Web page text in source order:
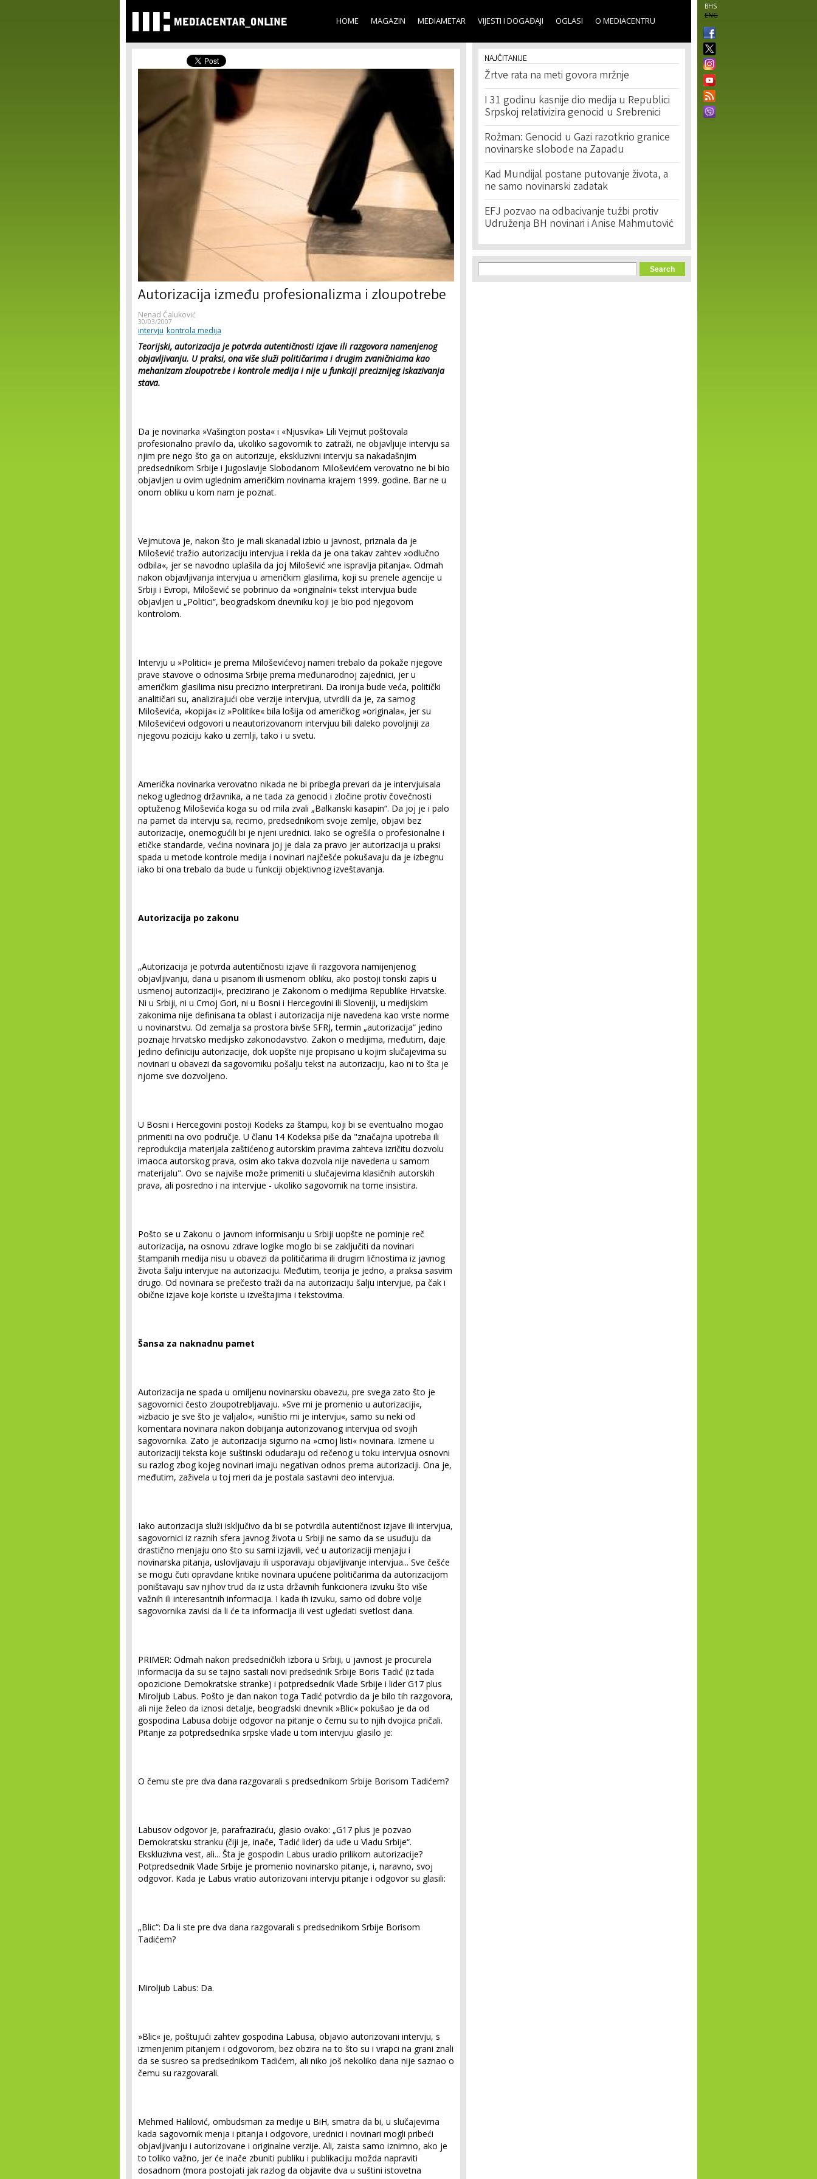
main
content
BHS
ENG
HOME MAGAZIN MEDIAMETAR VIJESTI I DOGAĐAJI OGLASI O MEDIACENTRU
Autorizacija između profesionalizma i zloupotrebe
Nenad Čaluković
30/03/2007
intervju kontrola medija
Teorijski, autorizacija je potvrda autentičnosti izjave ili razgovora namenjenog
objavljivanju. U praksi, ona više služi političarima i drugim zvaničnicima kao
mehanizam zloupotrebe i kontrole medija i nije u funkciji preciznijeg iskazivanja
stava.
Da je novinarka »Vašington posta« i «Njusvika» Lili Vejmut poštovala
profesionalno pravilo da, ukoliko sagovornik to zatraži, ne objavljuje intervju sa
njim pre nego što ga on autorizuje, ekskluzivni intervju sa nakadašnjim
predsednikom Srbije i Jugoslavije Slobodanom Miloševićem verovatno ne bi bio
objavljen u ovim uglednim američkim novinama krajem 1999. godine. Bar ne u
onom obliku u kom nam je poznat.
Vejmutova je, nakon što je mali skanadal izbio u javnost, priznala da je
Milošević tražio autorizaciju intervjua i rekla da je ona takav zahtev »odlučno
odbila«, jer se navodno uplašila da joj Milošević »ne ispravlja pitanja«. Odmah
nakon objavljivanja intervjua u američkim glasilima, koji su prenele agencije u
Srbiji i Evropi, Milošević se pobrinuo da »originalni« tekst intervjua bude
objavljen u „Politici“, beogradskom dnevniku koji je bio pod njegovom
kontrolom.
Intervju u »Politici« je prema Miloševićevoj nameri trebalo da pokaže njegove
prave stavove o odnosima Srbije prema međunarodnoj zajednici, jer u
američkim glasilima nisu precizno interpretirani. Da ironija bude veća, politički
analitičari su, analizirajući obe verzije intervjua, utvrdili da je, za samog
Miloševića, »kopija« iz »Politike« bila lošija od američkog »originala«, jer su
Miloševićevi odgovori u neautorizovanom intervjuu bili daleko povoljniji za
njegovu poziciju kako u zemlji, tako i u svetu.
Američka novinarka verovatno nikada ne bi pribegla prevari da je intervjuisala
nekog uglednog državnika, a ne tada za genocid i zločine protiv čovečnosti
optuženog Miloševića koga su od mila zvali „Balkanski kasapin“. Da joj je i palo
na pamet da intervju sa, recimo, predsednikom svoje zemlje, objavi bez
autorizacije, onemogućili bi je njeni urednici. Iako se ogrešila o profesionalne i
etičke standarde, većina novinara joj je dala za pravo jer autorizacija u praksi
spada u metode kontrole medija i novinari najčešće pokušavaju da je izbegnu
iako bi ona trebalo da bude u funkciji objektivnog izveštavanja.
Autorizacija po zakonu
„Autorizacija je potvrda autentičnosti izjave ili razgovora namijenjenog
objavljivanju, dana u pisanom ili usmenom obliku, ako postoji tonski zapis u
usmenoj autorizaciji«, precizirano je Zakonom o medijima Republike Hrvatske.
Ni u Srbiji, ni u Crnoj Gori, ni u Bosni i Hercegovini ili Sloveniji, u medijskim
zakonima nije definisana ta oblast i autorizacija nije navedena kao vrste norme
u novinarstvu. Od zemalja sa prostora bivše SFRJ, termin „autorizacija“ jedino
poznaje hrvatsko medijsko zakonodavstvo. Zakon o medijima, međutim, daje
jedino definiciju autorizacije, dok uopšte nije propisano u kojim slučajevima su
novinari u obavezi da sagovorniku pošalju tekst na autorizaciju, kao ni to šta je
njome sve dozvoljeno.
U Bosni i Hercegovini postoji Kodeks za štampu, koji bi se eventualno mogao
primeniti na ovo područje. U članu 14 Kodeksa piše da "značajna upotreba ili
reprodukcija materijala zaštićenog autorskim pravima zahteva izričitu dozvolu
imaoca autorskog prava, osim ako takva dozvola nije navedena u samom
materijalu". Ovo se najviše može primeniti u slučajevima klasičnih autorskih
prava, ali posredno i na intervjue - ukoliko sagovornik na tome insistira.
Pošto se u Zakonu o javnom informisanju u Srbiji uopšte ne pominje reč
autorizacija, na osnovu zdrave logike moglo bi se zaključiti da novinari
štampanih medija nisu u obavezi da političarima ili drugim ličnostima iz javnog
života šalju intervjue na autorizaciju. Međutim, teorija je jedno, a praksa sasvim
drugo. Od novinara se prečesto traži da na autorizaciju šalju intervjue, pa čak i
obične izjave koje koriste u izveštajima i tekstovima.
Šansa za naknadnu pamet
Autorizacija ne spada u omiljenu novinarsku obavezu, pre svega zato što je
sagovornici često zloupotrebljavaju. »Sve mi je promenio u autorizaciji«,
»izbacio je sve što je valjalo«, »uništio mi je intervju«, samo su neki od
komentara novinara nakon dobijanja autorizovanog intervjua od svojih
sagovornika. Zato je autorizacija sigurno na »crnoj listi« novinara. Izmene u
autorizaciji teksta koje suštinski odudaraju od rečenog u toku intervjua osnovni
su razlog zbog kojeg novinari imaju negativan odnos prema autorizaciji. Ona je,
međutim, zaživela u toj meri da je postala sastavni deo intervjua.
Iako autorizacija služi isključivo da bi se potvrdila autentičnost izjave ili intervjua,
sagovornici iz raznih sfera javnog života u Srbiji ne samo da se usuđuju da
drastično menjaju ono što su sami izjavili, već u autorizaciji menjaju i
novinarska pitanja, uslovljavaju ili usporavaju objavljivanje intervjua... Sve češće
se mogu čuti opravdane kritike novinara upućene političarima da autorizacijom
poništavaju sav njihov trud da iz usta državnih funkcionera izvuku što više
važnih ili interesantnih informacija. I kada ih izvuku, samo od dobre volje
sagovornika zavisi da li će ta informacija ili vest ugledati svetlost dana.
PRIMER: Odmah nakon predsedničkih izbora u Srbiji, u javnost je procurela
informacija da su se tajno sastali novi predsednik Srbije Boris Tadić (iz tada
opozicione Demokratske stranke) i potpredsednik Vlade Srbije i lider G17 plus
Miroljub Labus. Pošto je dan nakon toga Tadić potvrdio da je bilo tih razgovora,
ali nije želeo da iznosi detalje, beogradski dnevnik »Blic« pokušao je da od
gospodina Labusa dobije odgovor na pitanje o čemu su to njih dvojica pričali.
Pitanje za potpredsednika srpske vlade u tom intervjuu glasilo je:
O čemu ste pre dva dana razgovarali s predsednikom Srbije Borisom Tadićem?
Labusov odgovor je, parafraziraću, glasio ovako: „G17 plus je pozvao
Demokratsku stranku (čiji je, inače, Tadić lider) da uđe u Vladu Srbije“.
Ekskluzivna vest, ali... Šta je gospodin Labus uradio prilikom autorizacije?
Potpredsednik Vlade Srbije je promenio novinarsko pitanje, i, naravno, svoj
odgovor. Kada je Labus vratio autorizovani intervju pitanje i odgovor su glasili:
„Blic“: Da li ste pre dva dana razgovarali s predsednikom Srbije Borisom
Tadićem?
Miroljub Labus: Da.
»Blic« je, poštujući zahtev gospodina Labusa, objavio autorizovani intervju, s
izmenjenim pitanjem i odgovorom, bez obzira na to što su i vrapci na grani znali
da se susreo sa predsednikom Tadićem, ali niko još nekoliko dana nije saznao o
čemu su razgovarali.
Mehmed Halilović, ombudsman za medije u BiH, smatra da bi, u slučajevima
kada sagovornik menja i pitanja i odgovore, urednici i novinari mogli pribeći
objavljivanju i autorizovane i originalne verzije. Ali, zaista samo iznimno, ako je
to toliko važno, jer će inače zbuniti publiku i publikaciju možda napraviti
dosadnom (mora postojati jak razlog da objavite dva u suštini istovetna
NAJČITANIJE
Žrtve rata na meti govora mržnje
I 31 godinu kasnije dio medija u Republici
Srpskoj relativizira genocid u Srebrenici
Rožman: Genocid u Gazi razotkrio granice
novinarske slobode na Zapadu
Kad Mundijal postane putovanje života, a
ne samo novinarski zadatak
EFJ pozvao na odbacivanje tužbi protiv
Udruženja BH novinari i Anise Mahmutović
Search form
Search